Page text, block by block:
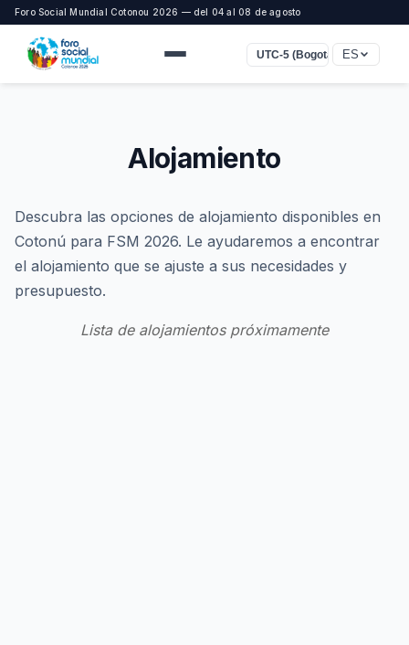
Foro Social Mundial Cotonou 2026 — del 04 al 08 de agosto
UTC-5 (Bogota, Lima)
ES
Alojamiento
Descubra las opciones de alojamiento disponibles en
Cotonú para FSM 2026. Le ayudaremos a encontrar
el alojamiento que se ajuste a sus necesidades y
presupuesto.
Lista de alojamientos próximamente